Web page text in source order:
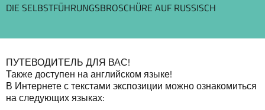
DIE SELBSTFÜHRUNGSBROSCHÜRE AUF RUSSISCH
ПУТЕВОДИТЕЛЬ ДЛЯ ВАС!
Также доступен на английском языке!
В Интернете с текстами экспозиции можно ознакомиться
на следующих языках: